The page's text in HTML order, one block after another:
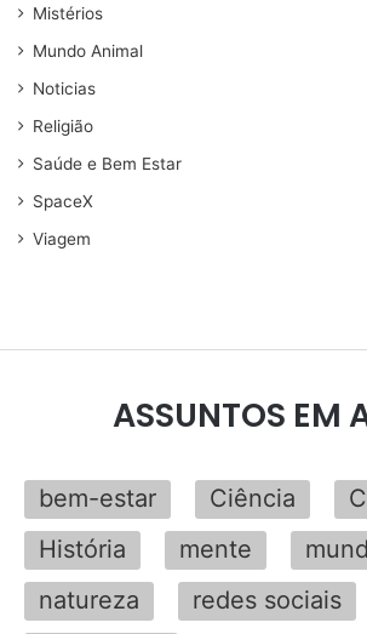
Mistérios
Mundo Animal
Noticias
Religião
Saúde e Bem Estar
SpaceX
Viagem
ASSUNTOS EM
bem-estar Ciência
História
mente
natureza
redes sociais